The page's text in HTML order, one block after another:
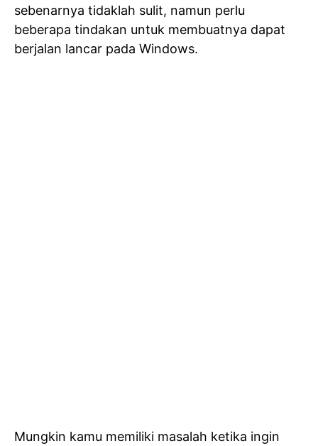
sebenarnya tidaklah sulit, namun perlu
beberapa tindakan untuk membuatnya dapat
berjalan lancar pada Windows.
Mungkin kamu memiliki masalah ketika ingin